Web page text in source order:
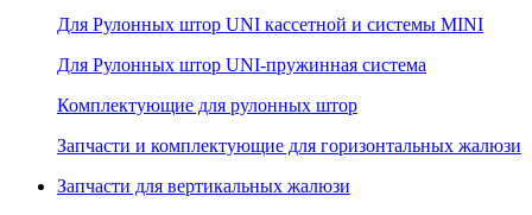
Для Рулонных штор UNI кассетной и системы MINI
Для Рулонных штор UNI-пружинная система
Комплектующие для рулонных штор
Запчасти и комплектующие для горизонтальных жалюзи
Запчасти для вертикальных жалюзи